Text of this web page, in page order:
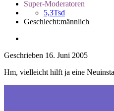
Super-Moderatoren
5,3Tsd
Geschlecht:männlich
Geschrieben 16. Juni 2005
Hm, vielleicht hilft ja eine